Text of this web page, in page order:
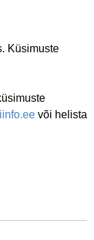
Küsimuste
või helista